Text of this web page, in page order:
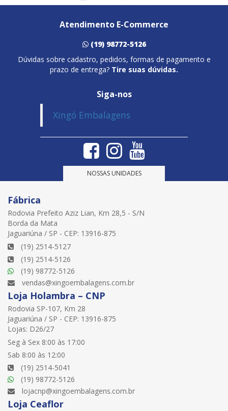
Atendimento E-Commerce
(19) 98772-5126
Dúvidas sobre cadastro, pedidos, formas de pagamento e
prazo de entrega? Tire suas dúvidas.
Siga-nos
Xingó Embalagens
NOSSAS UNIDADES
Fábrica
Rodovia Prefeito Aziz Lian, Km 28,5 - S/N
Borda da Mata
Jaguariúna / SP - CEP: 13916-875
(19) 2514-5127
(19) 2514-5126
(19) 98772-5126
vendas@xingoembalagens.com.br
Loja Holambra – CNP
Rodovia SP-107, Km 28
Jaguariúna / SP - CEP: 13916-875
Lojas: D26/27
Seg à Sex 8:00 às 17:00
Sab 8:00 às 12:00
(19) 2514-5041
(19) 98772-5126
lojacnp@xingoembalagens.com.br
Loja Ceaflor